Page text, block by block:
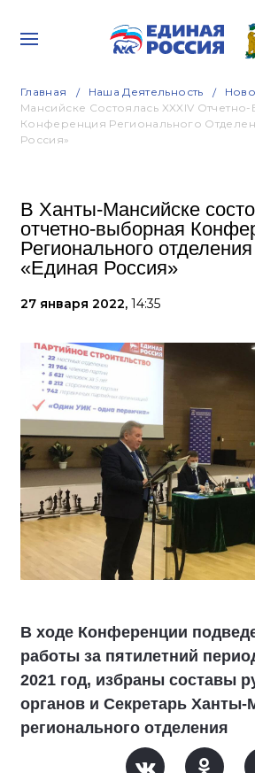
Главная Наша Деятельность
Мансийске Состоялась XXXIV
Конференция Регионального
Россия»
В Ханты-Мансийске
отчетно-выборная
Регионального
«Единая Россия»
27 января 2022, 14:35
В ходе Конференции
работы за пятилетний
2021 год, избраны составы
органов и Секретарь Ханты-
регионального отделения